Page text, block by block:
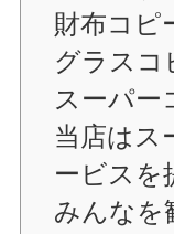
財布コピ
グラスコ
スーパー
当店はス
ービスを
みんなを